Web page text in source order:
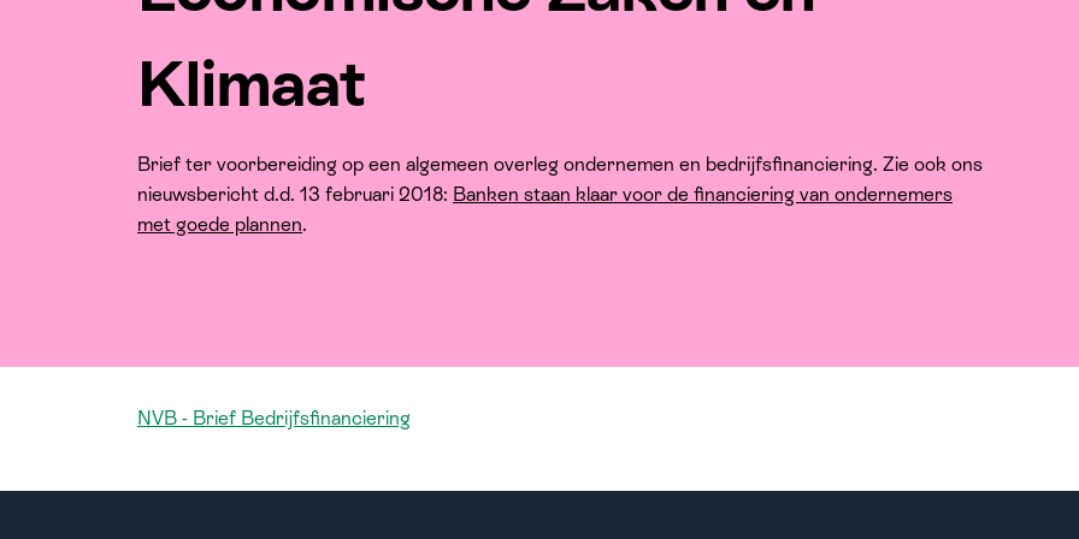
Klimaat
Brief ter voorbereiding op een algemeen overleg ondernemen en bedrijfsfinanciering. Zie ook ons
nieuwsbericht d.d. 13 februari 2018: Banken staan klaar voor de financiering van ondernemers
met goede plannen.
NVB - Brief Bedrijfsfinanciering